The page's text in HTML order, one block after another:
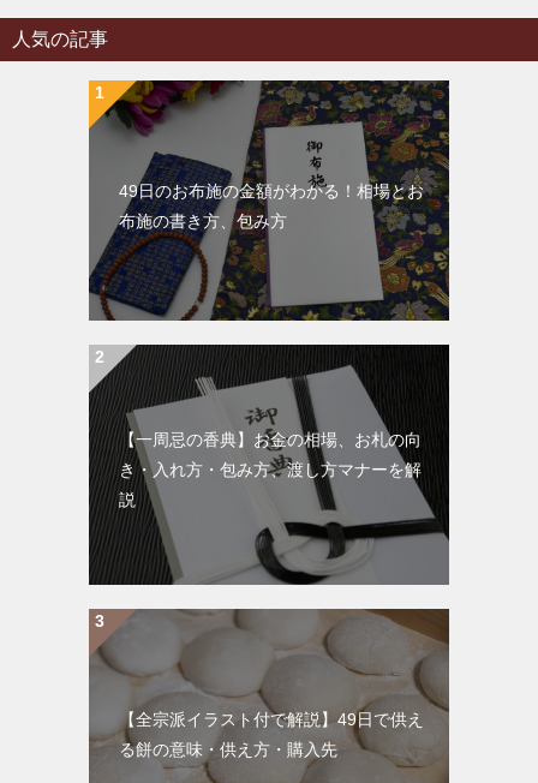
人気の記事
49日のお布施の金額がわかる！相場とお
布施の書き方、包み方
【一周忌の香典】お金の相場、お札の向
き・入れ方・包み方、渡し方マナーを解
説
【全宗派イラスト付で解説】49日で供え
る餅の意味・供え方・購入先